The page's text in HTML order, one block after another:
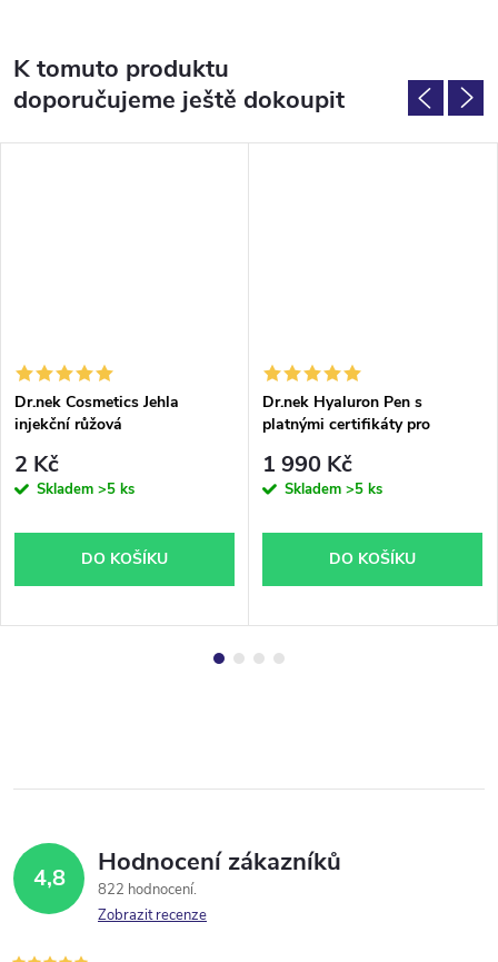
K tomuto produktu
doporučujeme ještě dokoupit
Dr.nek Cosmetics Jehla
injekční růžová
2 Kč
Skladem >5 ks
DO KOŠÍKU
Dr.nek Hyaluron Pen s
platnými certifikáty pro
1 990 Kč
Skladem >5 ks
DO KOŠÍKU
4,8 Hodnocení zákazníků
822 hodnocení
Zobrazit recenze